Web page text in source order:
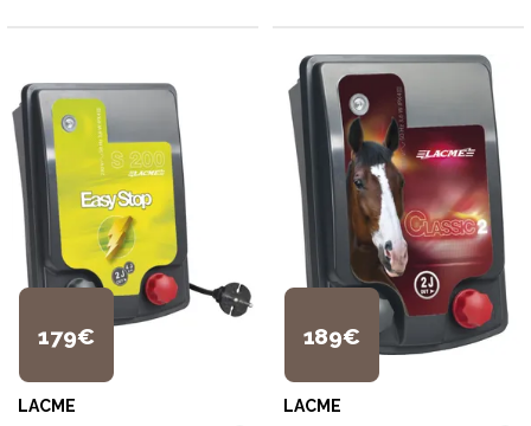
179€
LACME
189€
LACME